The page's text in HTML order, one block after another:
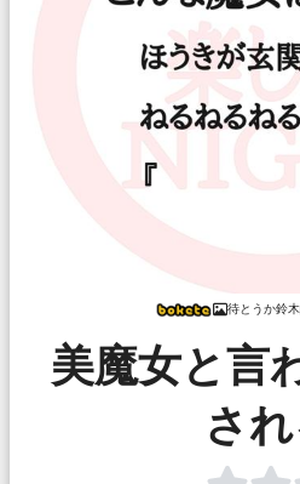
待とうか鈴木
美魔女と言
さ